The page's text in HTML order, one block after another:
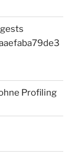
Profiling